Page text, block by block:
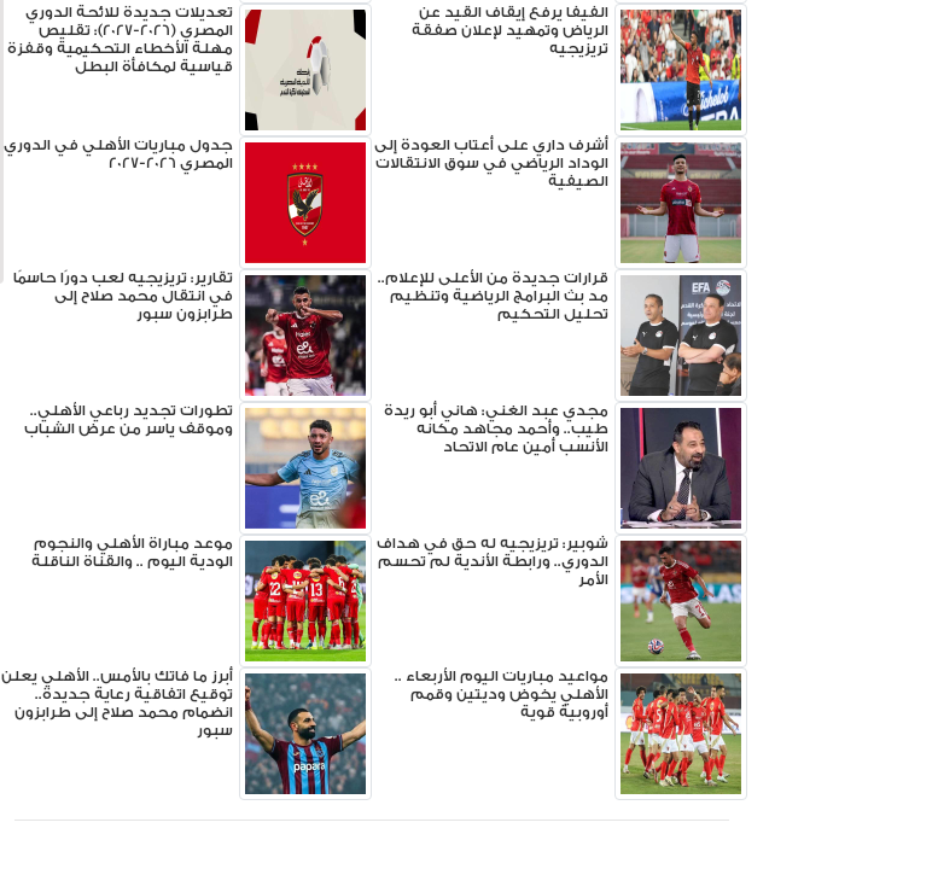
الفيفا يرفع إيقاف القيد عن
الرياض وتمهيد لإعلان صفقة
تريزيجيه
تعديلات جديدة للائحة الدوري
المصري (2026-2027): تقليص
مهلة الأخطاء التحكيمية وقفزة
قياسية لمكافأة البطل
أشرف داري على أعتاب العودة إلى
الوداد الرياضي في سوق الانتقالات
الصيفية
جدول مباريات الأهلي في الدوري
المصري 2026-2027
قرارات جديدة من الأعلى للإعلام..
مد بث البرامج الرياضية وتنظيم
تحليل التحكيم
تقارير: تريزيجيه لعب دورًا حاسمًا
في انتقال محمد صلاح إلى
طرابزون سبور
مجدي عبد الغني: هاني أبو ريدة
طيب.. وأحمد مجاهد مكانه
الأنسب أمين عام الاتحاد
تطورات تجديد رباعي الأهلي..
وموقف ياسر من عرض الشباب
شوبير: تريزيجيه له حق في هداف
الدوري.. ورابطة الأندية لم تحسم
الأمر
موعد مباراة الأهلي والنجوم
الودية اليوم .. والقناة الناقلة
مواعيد مباريات اليوم الأربعاء ..
الأهلي يخوض وديتين وقمم
أوروبية قوية
أبرز ما فاتك بالأمس.. الأهلي يعلن
توقيع اتفاقية رعاية جديدة..
انضمام محمد صلاح إلى طرابزون
سبور